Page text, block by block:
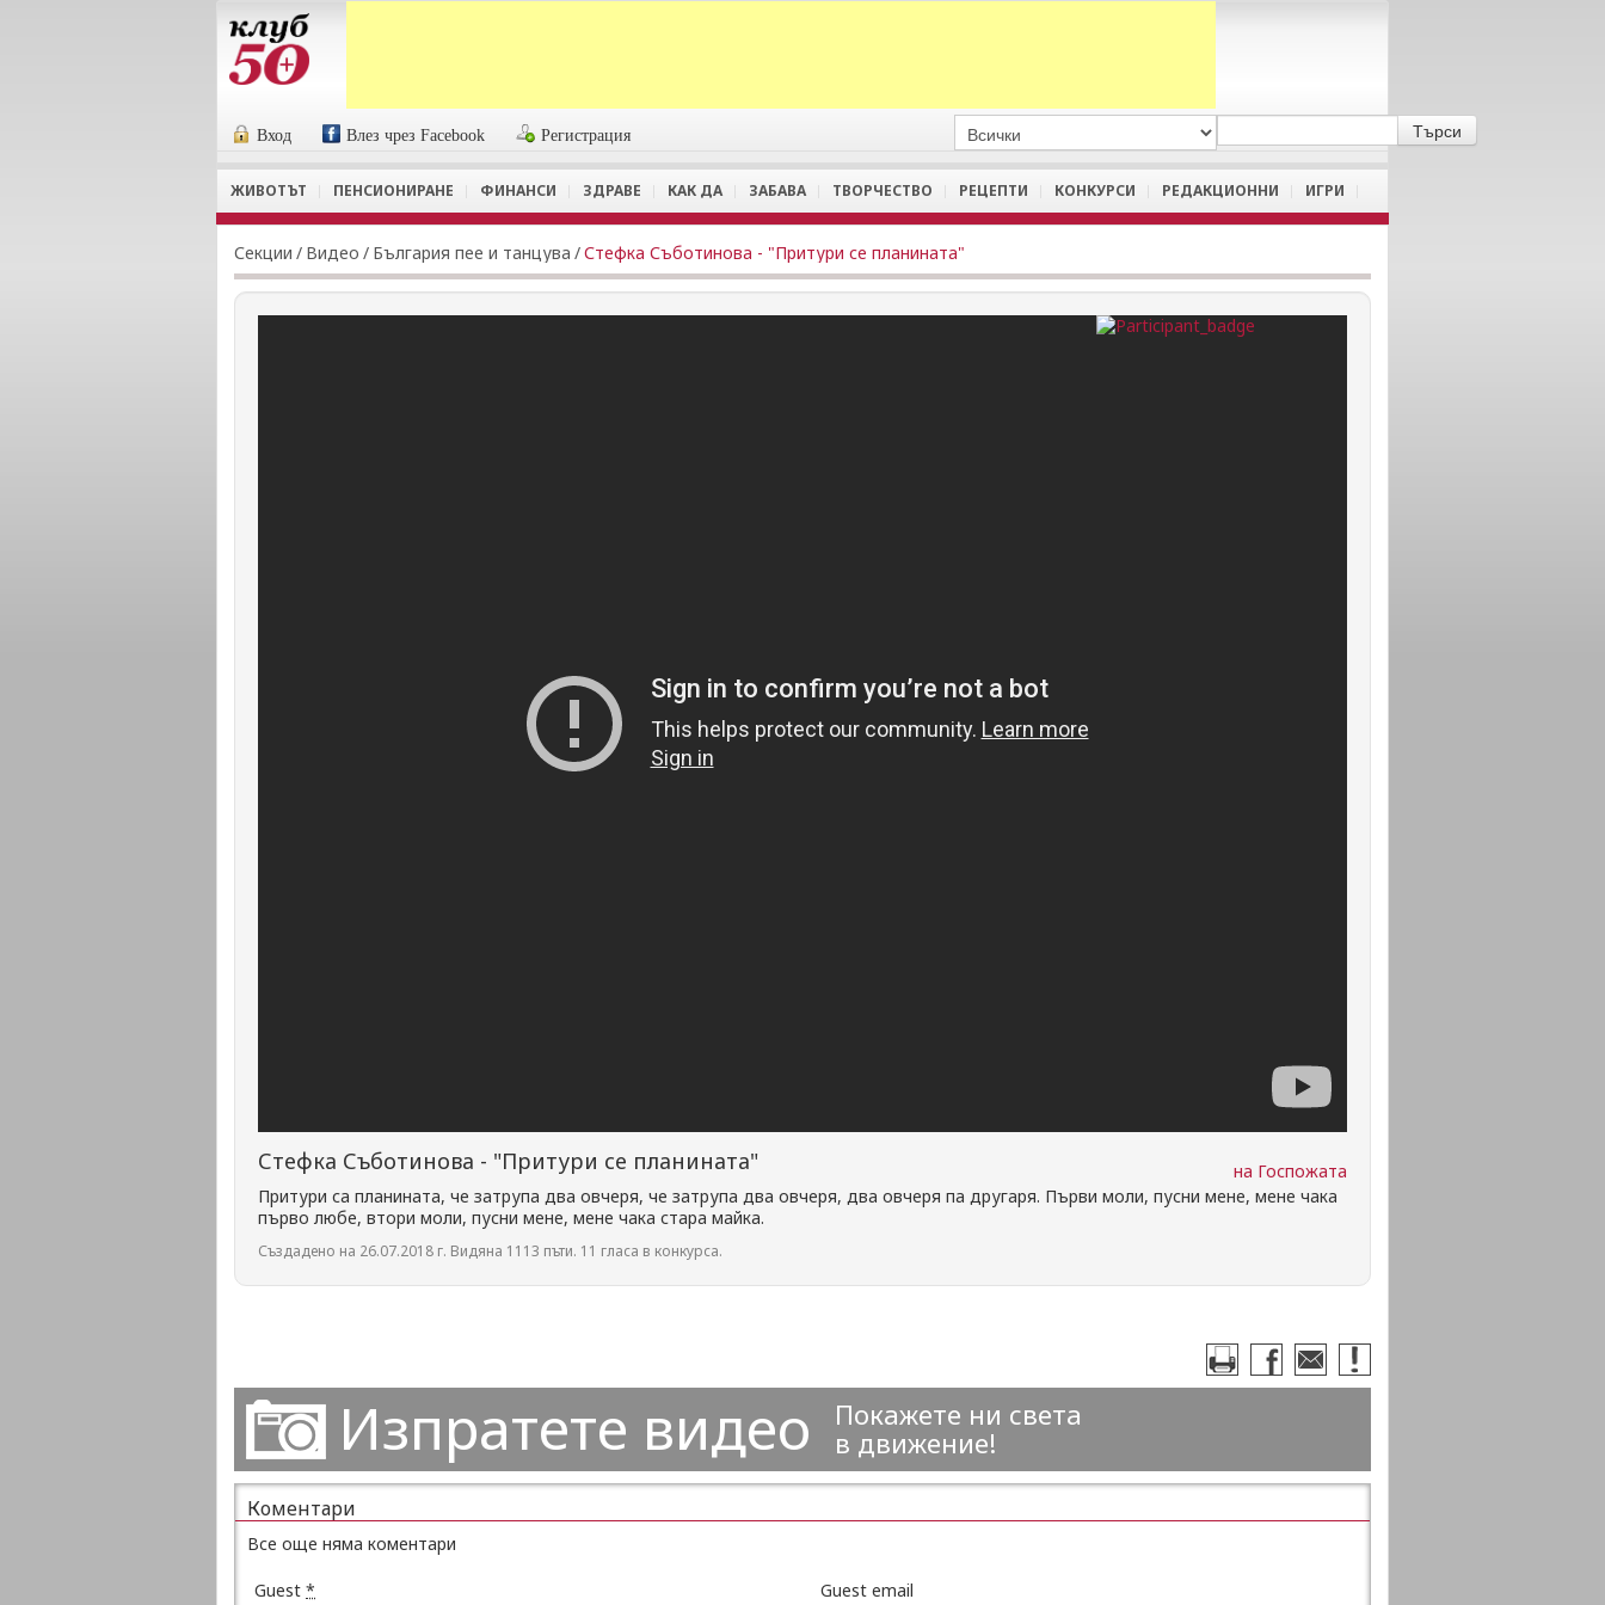
Вход Влез чрез Facebook Регистрация
ЖИВОТЪТ ПЕНСИОНИРАНЕ ФИНАНСИ ЗДРАВЕ КАК ДА ЗАБАВА ТВОРЧЕСТВО РЕЦЕПТИ КОНКУРСИ РЕДАКЦИОННИ ИГРИ
Секции / Видеo / България пее и танцува /Стефка Съботинова - "Притури се планината"
на Госпожата
Стефка Съботинова - "Притури се планината"
Притури са планината, че затрупа два овчеря, че затрупа два овчеря, два овчеря па другаря. Първи моли, пусни мене, мене чака
първо любе, втори моли, пусни мене, мене чака стара майка.
Създадено на 26.07.2018 г. Видяна 1113 пъти. 11 гласа в конкурса.
Изпратете видео
Покажете ни света
в движение!
Коментари
Все още няма коментари
Guest * Guest email